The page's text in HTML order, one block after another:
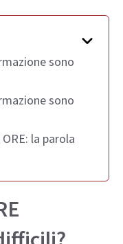
sono
sono
la parola